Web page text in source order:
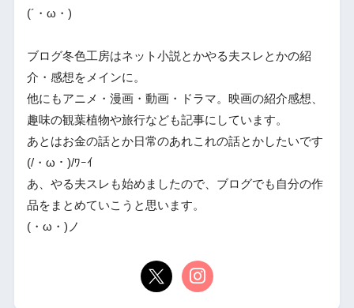
(´・ω・)
ブログ冬色工房はネット小説とかやる夫スレとかの紹
介・感想をメインに。
他にもアニメ・漫画・動画・ドラマ。映画の紹介感想、
趣味の観葉植物や旅行なども記事にしています。
あとはお金の話とか日常のあれこれの話とかしたいです
(/・ω・)/ﾜｰｲ
あ、やる夫スレも始めましたので、ブログでも自分の作
品をまとめていこうと思います。
(・ω・)ノ